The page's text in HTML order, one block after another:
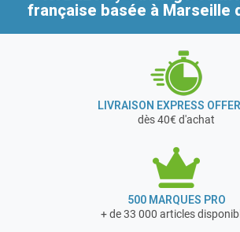
française basée à Marseille
LIVRAISON EXPRESS
dès 40€ d'achat
500 MARQUES PRO
+ de 33 000 articles